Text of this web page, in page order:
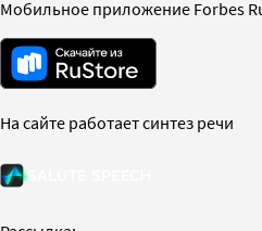
Мобильное приложение Forbes
На сайте работает синтез речи